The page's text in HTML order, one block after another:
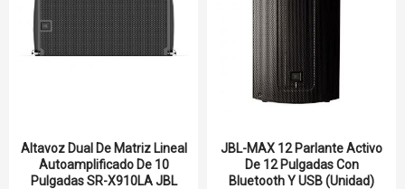
Altavoz Dual De Matriz Lineal
Autoamplificado De 10
Pulgadas SR-X910LA JBL
JBL-MAX 12 Parlante Activo
De 12 Pulgadas Con
Bluetooth Y USB (Unidad)